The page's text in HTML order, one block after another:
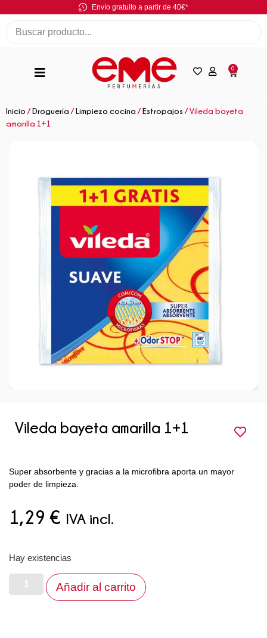
Envío gratuito a partir de 40€*
0
Inicio /Droguería /Limpieza cocina /Estropajos / Vileda bayeta
amarilla 1+1
Vileda bayeta amarilla 1+1
Super absorbente y gracias a la microfibra aporta un mayor
poder de limpieza.
1,29€ IVA incl.
Hay existencias
Añadir al carrito